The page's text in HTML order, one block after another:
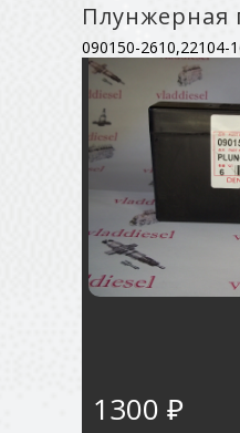
Плунжерная
090150-2610,22104-
1300 ₽